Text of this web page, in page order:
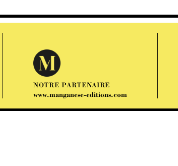
NOTRE PARTENAIRE
www.manganese-editions.com